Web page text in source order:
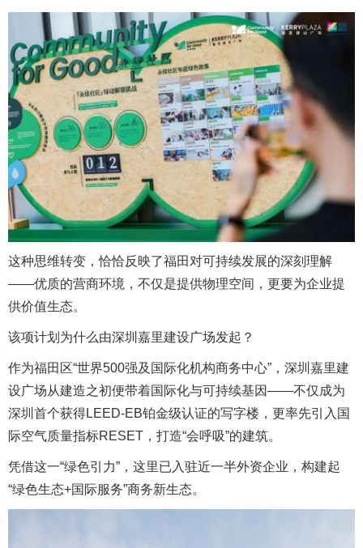
这种思维转变，恰恰反映了福田对可持续发展的深刻理解
——优质的营商环境，不仅是提供物理空间，更要为企业提
供价值生态。
该项计划为什么由深圳嘉里建设广场发起？
作为福田区“世界500强及国际化机构商务中心”，深圳嘉里建
设广场从建造之初便带着国际化与可持续基因——不仅成为
深圳首个获得LEED-EB铂金级认证的写字楼，更率先引入国
际空气质量指标RESET，打造“会呼吸”的建筑。
凭借这一“绿色引力”，这里已入驻近一半外资企业，构建起
“绿色生态+国际服务”商务新生态。